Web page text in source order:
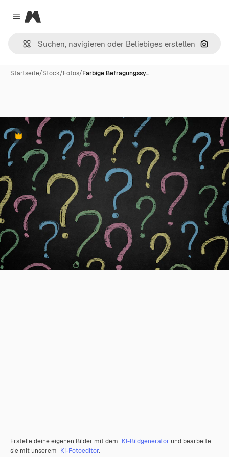
Close menu
Magnific
Nach
Startseite/Stock/Fotos/Farbige Befragungssy…
Premium
Erstelle deine eigenen Bilder mit dem KI-Bildgenerator und bearbeite
sie mit unserem KI-Fotoeditor.